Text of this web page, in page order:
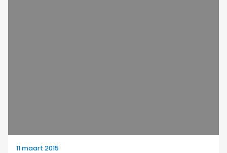
11 maart 2015